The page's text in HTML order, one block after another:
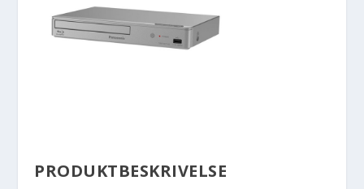
PRODUKTBESKRIVELSE